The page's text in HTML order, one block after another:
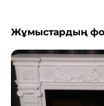
Жұмыстардың